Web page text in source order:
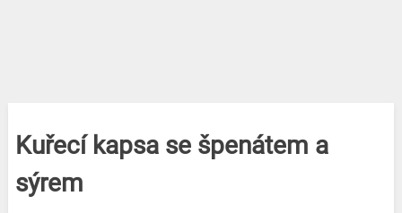
Kuřecí kapsa se špenátem a
sýrem